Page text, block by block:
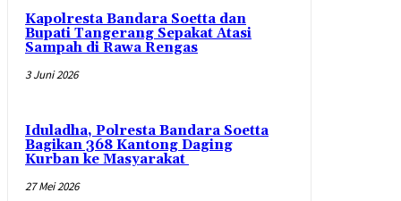
Kapolresta Bandara Soetta dan
Bupati Tangerang Sepakat Atasi
Sampah di Rawa Rengas
3 Juni 2026
Iduladha, Polresta Bandara Soetta
Bagikan 368 Kantong Daging
Kurban ke Masyarakat
27 Mei 2026